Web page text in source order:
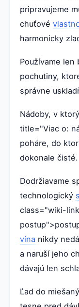
pripravujeme
chuťové
harmonicky
Používame len
pochutiny,
správne
Nádoby, v
title="Viac o:
poháre, do
dokonale čisté.
Dodržiavame
technologický
class="wiki-
vína nikdy
a naruší jeho
dávajú len
Ľad do